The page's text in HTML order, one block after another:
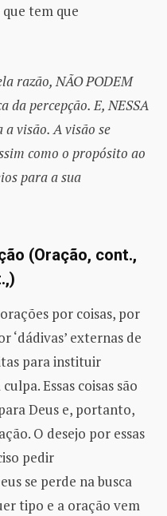
tem que
razão, NÃO PODEM
da percepção. E, NESSA
a visão. A visão se
como o propósito ao
para a sua
(Oração, cont.,
por coisas, por
‘dádivas’ externas de
para instituir
Essas coisas são
Deus e, portanto,
O desejo por essas
pedir
se perde na busca
tipo e a oração vem